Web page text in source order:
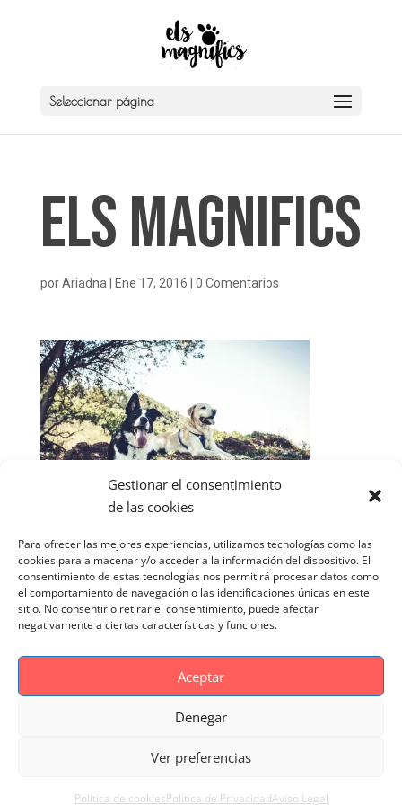
Gestionar el consentimiento
de las cookies
Para ofrecer las mejores experiencias, utilizamos tecnologías como las
cookies para almacenar y/o acceder a la información del dispositivo. El
consentimiento de estas tecnologías nos permitirá procesar datos como
el comportamiento de navegación o las identificaciones únicas en este
sitio. No consentir o retirar el consentimiento, puede afectar
negativamente a ciertas características y funciones.
Aceptar
Denegar
Ver preferencias
Politica de cookiesPolitica de PrivacidadAviso Legal
Seleccionar página
Els Magnifics
porAriadna Ene 17, 2016 0 Comentarios
Politica de Privacidad
Reportaje Magnific